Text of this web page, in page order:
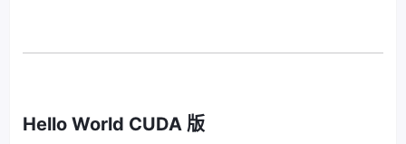
Hello World CUDA 版